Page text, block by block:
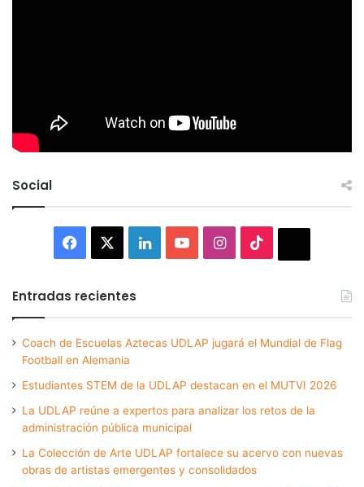
Social
Facebook LinkedInYouTubeInstagram
Entradas recientes
Coach de Escuelas Aztecas UDLAP jugará el Mundial de Flag
Football en Alemania
Estudiantes STEM de la UDLAP destacan en el MUTVI 2026
La UDLAP reúne a expertos para analizar los retos de la
administración pública municipal
La Colección de Arte UDLAP fortalece su acervo con nuevas
obras de artistas emergentes y consolidados